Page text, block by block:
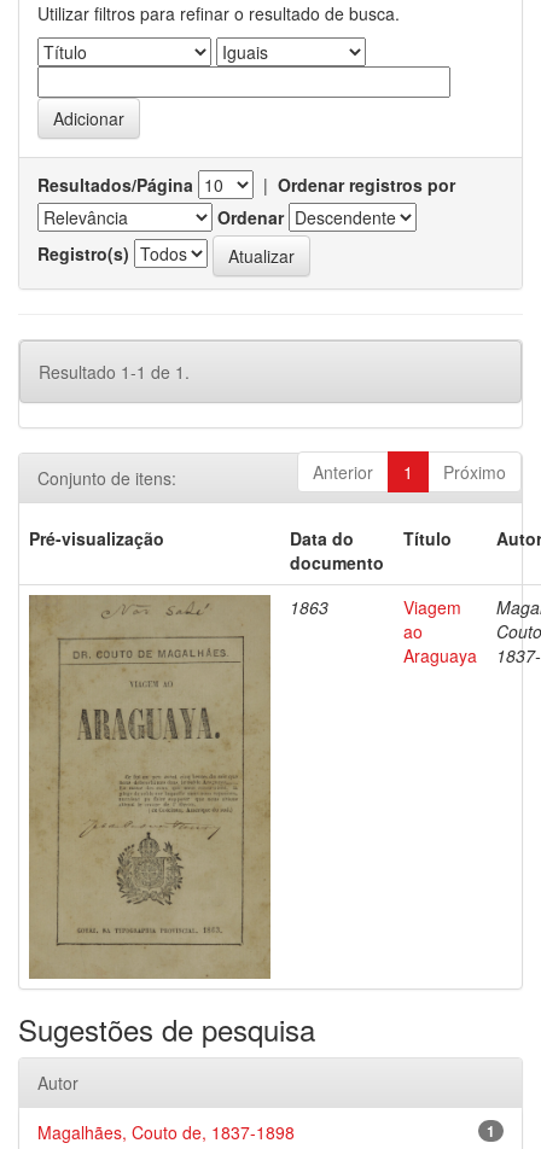
Utilizar filtros para refinar o resultado de busca.
Resultados/Página | Ordenar registros por
Ordenar
Registro(s)
Resultado 1-1 de 1.
Anterior 1 Próximo
Conjunto de itens:
Pré-visualização
Data do
documento
Título
1863
Viagem
ao
Araguaya
Sugestões de pesquisa
Autor
1
Magalhães, Couto de, 1837-1898